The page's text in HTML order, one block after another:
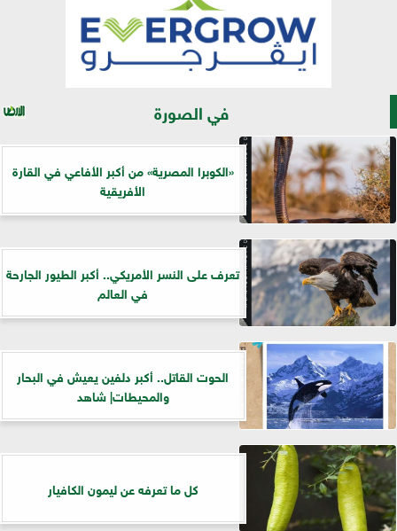
في الصورة
«الكوبرا المصرية» من أكبر الأفاعي في القارة
الأفريقية
تعرف على النسر الأمريكي.. أكبر الطيور الجارحة
في العالم
الحوت القاتل.. أكبر دلفين يعيش في البحار
والمحيطات| شاهد
كل ما تعرفه عن ليمون الكافيار